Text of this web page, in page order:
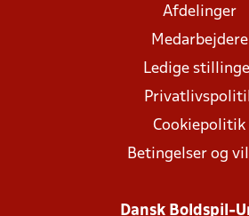
Afdelinger
Medarbejdere
Ledige
Cookiepolitik
Betingelser og
Dansk Boldspil-